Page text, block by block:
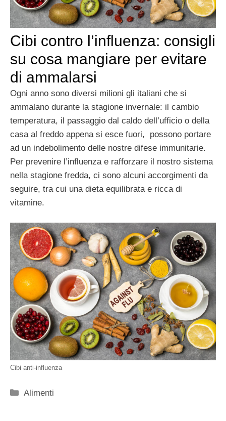
Cibi contro l’influenza: consigli
su cosa mangiare per evitare
di ammalarsi
Ogni anno sono diversi milioni gli italiani che si
ammalano durante la stagione invernale: il cambio
temperatura, il passaggio dal caldo dell’ufficio o della
casa al freddo appena si esce fuori, possono portare
ad un indebolimento delle nostre difese immunitarie.
Per prevenire l’influenza e rafforzare il nostro sistema
nella stagione fredda, ci sono alcuni accorgimenti da
seguire, tra cui una dieta equilibrata e ricca di
vitamine.
Cibi anti-influenza
Categorie
Alimenti